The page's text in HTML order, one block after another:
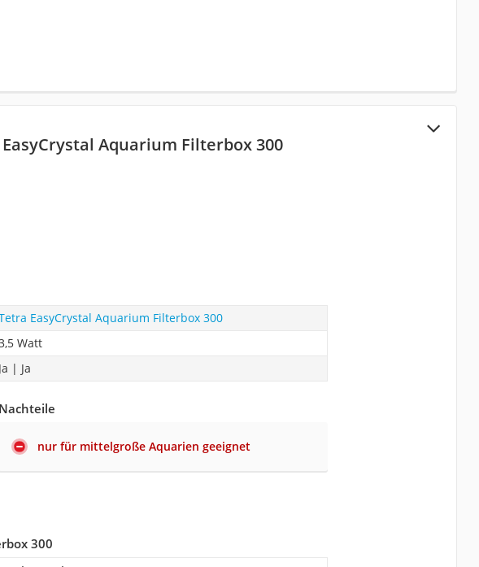
Aquarium Filterbox 300
EasyCrystal Aquarium Filterbox 300
Watt
Ja | Ja
Nachteile
nur für mittelgroße Aquarien geeignet
300